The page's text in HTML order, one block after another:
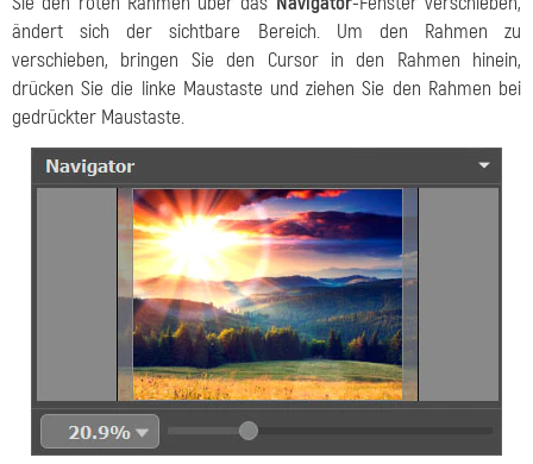
ändert sich der sichtbare Bereich. Um den Rahmen zu
verschieben, bringen Sie den Cursor in den Rahmen hinein,
drücken Sie die linke Maustaste und ziehen Sie den Rahmen bei
gedrückter Maustaste.